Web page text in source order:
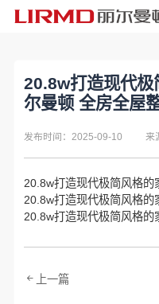
20.8w打造现代极
尔曼顿 全房全屋
发布时间：2025-09-10 来
20.8w打造现代极简风格的
20.8w打造现代极简风格的
20.8w打造现代极简风格的
上一篇